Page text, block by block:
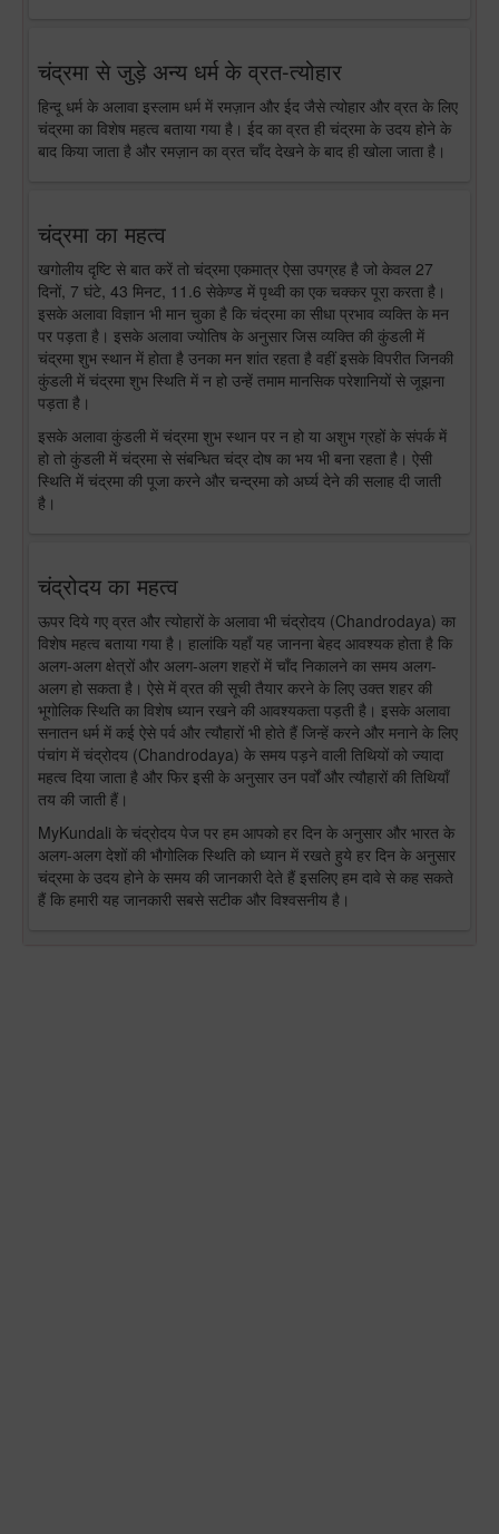
चंद्रमा से जुड़े अन्य धर्म के व्रत-त्योहार
हिन्दू धर्म के अलावा इस्लाम धर्म में रमज़ान और ईद जैसे त्योहार और व्रत के लिए
चंद्रमा का विशेष महत्व बताया गया है। ईद का व्रत ही चंद्रमा के उदय होने के
बाद किया जाता है और रमज़ान का व्रत चाँद देखने के बाद ही खोला जाता है।
चंद्रमा का महत्व
खगोलीय दृष्टि से बात करें तो चंद्रमा एकमात्र ऐसा उपग्रह है जो केवल 27
दिनों, 7 घंटे, 43 मिनट, 11.6 सेकेण्ड में पृथ्वी का एक चक्कर पूरा करता है।
इसके अलावा विज्ञान भी मान चुका है कि चंद्रमा का सीधा प्रभाव व्यक्ति के मन
पर पड़ता है। इसके अलावा ज्योतिष के अनुसार जिस व्यक्ति की कुंडली में
चंद्रमा शुभ स्थान में होता है उनका मन शांत रहता है वहीं इसके विपरीत जिनकी
कुंडली में चंद्रमा शुभ स्थिति में न हो उन्हें तमाम मानसिक परेशानियों से जूझना
पड़ता है।
इसके अलावा कुंडली में चंद्रमा शुभ स्थान पर न हो या अशुभ ग्रहों के संपर्क में
हो तो कुंडली में चंद्रमा से संबन्धित चंद्र दोष का भय भी बना रहता है। ऐसी
स्थिति में चंद्रमा की पूजा करने और चन्द्रमा को अर्घ्य देने की सलाह दी जाती
है।
चंद्रोदय का महत्व
ऊपर दिये गए व्रत और त्योहारों के अलावा भी चंद्रोदय (Chandrodaya) का
विशेष महत्व बताया गया है। हालांकि यहाँ यह जानना बेहद आवश्यक होता है कि
अलग-अलग क्षेत्रों और अलग-अलग शहरों में चाँद निकालने का समय अलग-
अलग हो सकता है। ऐसे में व्रत की सूची तैयार करने के लिए उक्त शहर की
भूगोलिक स्थिति का विशेष ध्यान रखने की आवश्यकता पड़ती है। इसके अलावा
सनातन धर्म में कई ऐसे पर्व और त्यौहारों भी होते हैं जिन्हें करने और मनाने के लिए
पंचांग में चंद्रोदय (Chandrodaya) के समय पड़ने वाली तिथियों को ज्यादा
महत्व दिया जाता है और फिर इसी के अनुसार उन पर्वों और त्यौहारों की तिथियाँ
तय की जाती हैं।
MyKundali के चंद्रोदय पेज पर हम आपको हर दिन के अनुसार और भारत के
अलग-अलग देशों की भौगोलिक स्थिति को ध्यान में रखते हुये हर दिन के अनुसार
चंद्रमा के उदय होने के समय की जानकारी देते हैं इसलिए हम दावे से कह सकते
हैं कि हमारी यह जानकारी सबसे सटीक और विश्वसनीय है।